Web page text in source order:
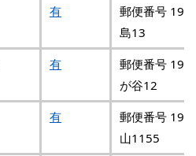
有
郵便番号
島13
有
郵便番号
が谷12
有
郵便番号
山1155